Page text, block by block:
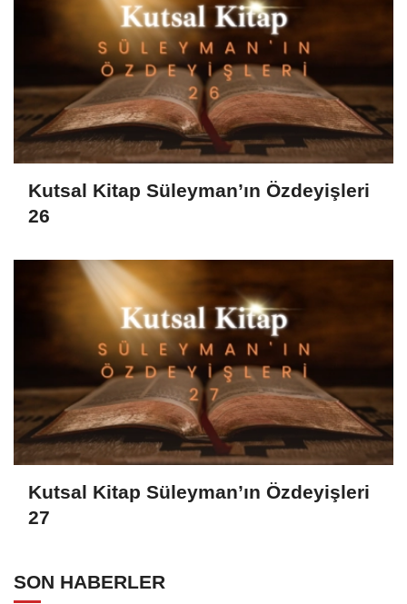
Kutsal Kitap Süleyman’ın Özdeyişleri
26
Kutsal Kitap Süleyman’ın Özdeyişleri
27
SON HABERLER